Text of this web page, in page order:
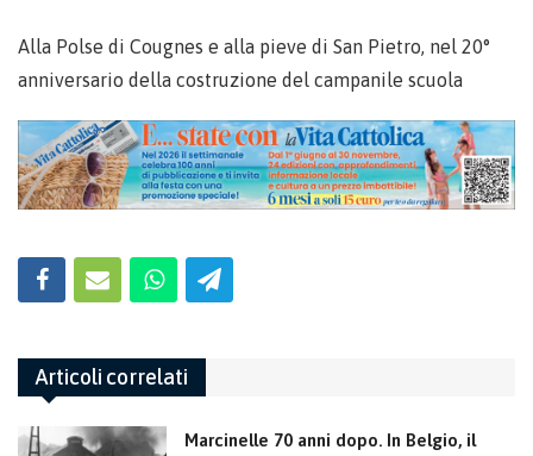
Alla Polse di Cougnes e alla pieve di San Pietro, nel 20°
anniversario della costruzione del campanile scuola
Articoli correlati
Marcinelle 70 anni dopo. In Belgio, il